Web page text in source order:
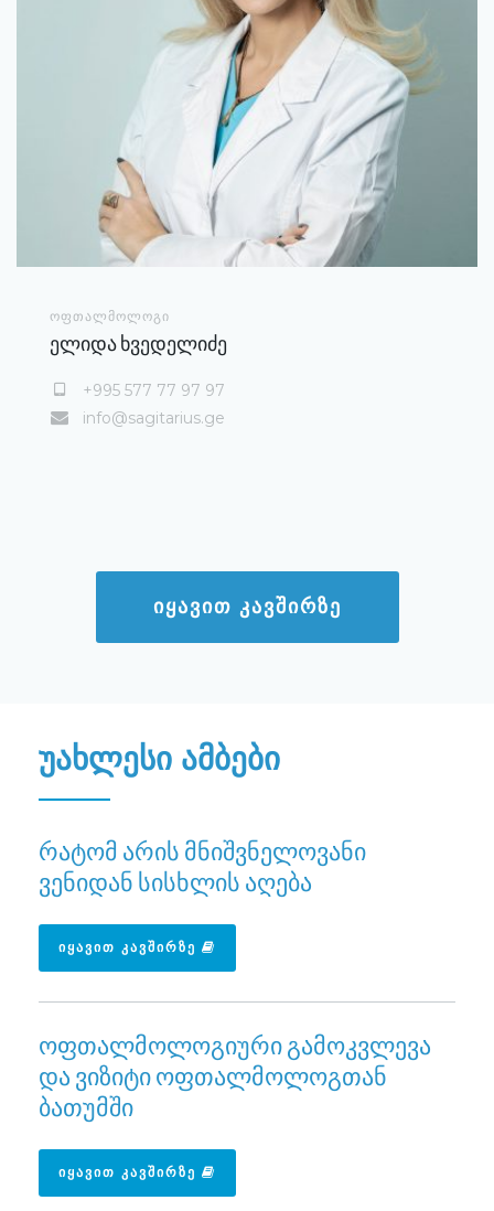
ᲝᲤᲗᲐᲚᲛᲝᲚᲝᲒᲘ
ელიდა ხვედელიძე
+995 577 77 97 97
info@sagitarius.ge
ᲘᲧᲐᲕᲘᲗ ᲙᲐᲕᲨᲘᲠᲖᲔ
უახლესი ამბები
რატომ არის მნიშვნელოვანი
ვენიდან სისხლის აღება
ᲘᲧᲐᲕᲘᲗ ᲙᲐᲕᲨᲘᲠᲖᲔ
ოფთალმოლოგიური გამოკვლევა
და ვიზიტი ოფთალმოლოგთან
ბათუმში
ᲘᲧᲐᲕᲘᲗ ᲙᲐᲕᲨᲘᲠᲖᲔ